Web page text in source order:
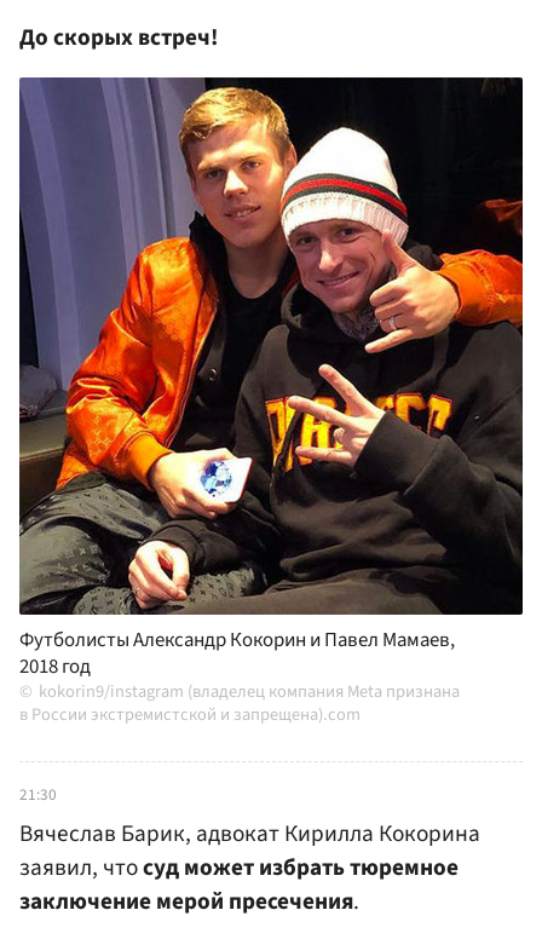
До скорых встреч!
Футболисты Александр Кокорин и Павел Мамаев,
2018 год
kokorin9/instagram (владелец компания Meta признана
в России экстремистской и запрещена).com
21:30
Вячеслав Барик, адвокат Кирилла Кокорина
заявил, чтосуд может избрать тюремное
заключение мерой пресечения.